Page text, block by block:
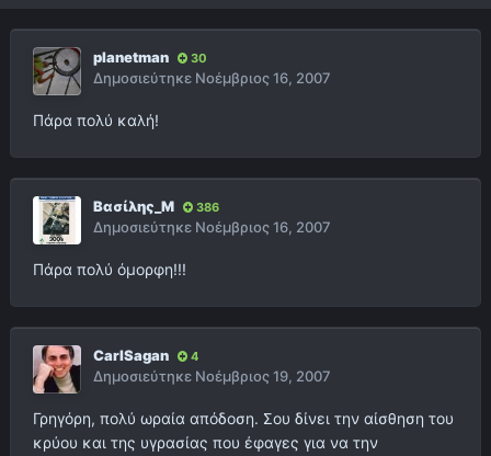
planetman 30
Δημοσιεύτηκε Νοέμβριος 16, 2007
Πάρα πολύ καλή!
Βασίλης_Μ 386
Δημοσιεύτηκε Νοέμβριος 16, 2007
Πάρα πολύ όμορφη!!!
CarlSagan 4
Δημοσιεύτηκε Νοέμβριος 19, 2007
Γρηγόρη, πολύ ωραία απόδοση. Σου δίνει την αίσθηση του
κρύου και της υγρασίας που έφαγες για να την